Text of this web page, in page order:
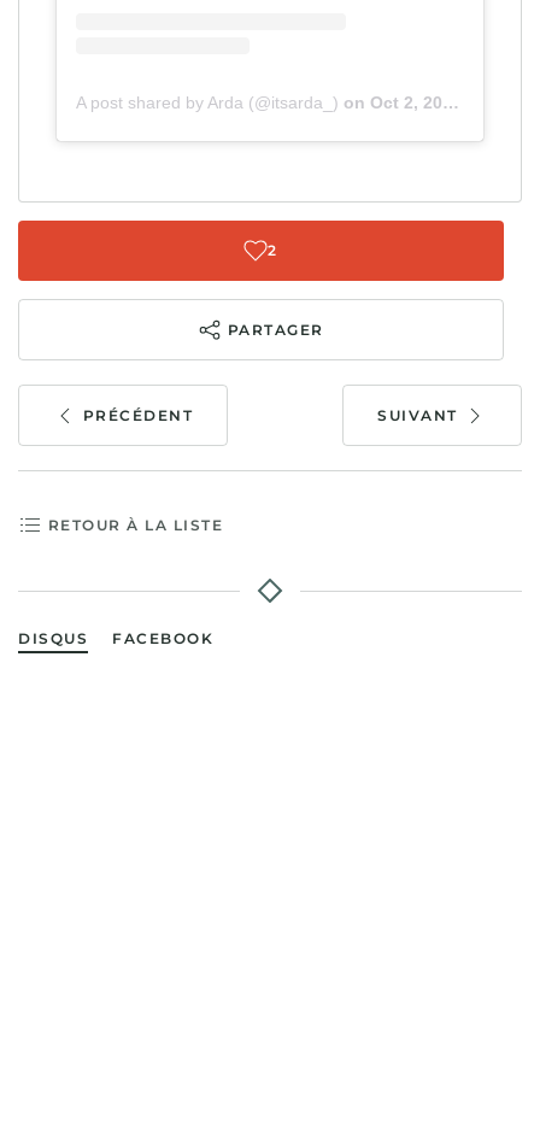
A post shared by Arda (@itsarda_) on Oct 2, 2019 at 2:07pm PDT
2
PARTAGER
PRÉCÉDENT SUIVANT
RETOUR À LA LISTE
DISQUS FACEBOOK